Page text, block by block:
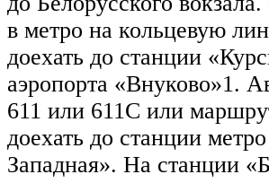
в метро на кольцевую
доехать до станции
аэропорта «Внуково»1.
611 или 611С или
доехать до станции
Западная». На станции